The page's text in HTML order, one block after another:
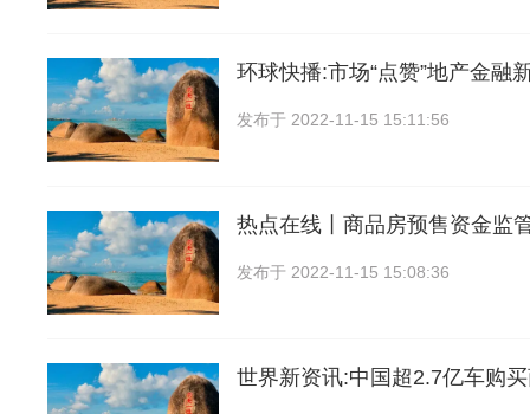
环球快播:市场“点赞”地产金融
发布于 2022-11-15 15:11:56
热点在线丨商品房预售资金监
发布于 2022-11-15 15:08:36
世界新资讯:中国超2.7亿车购